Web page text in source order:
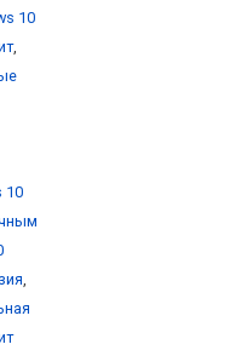
10
,
10
,